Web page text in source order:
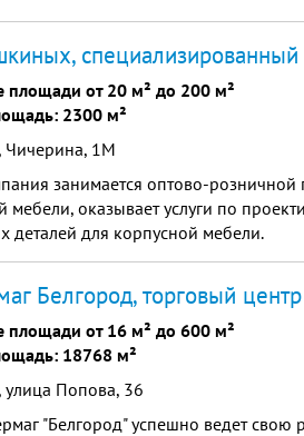
площади от 20 м² до 200 м²
2300 м²
Чичерина, 1М
занимается оптово-
мебели, оказывает услуги по
деталей для корпусной мебели.
Белгород, торговый центр
площади от 16 м² до 600 м²
18768 м²
улица Попова, 36
"Белгород" успешно ведет свою